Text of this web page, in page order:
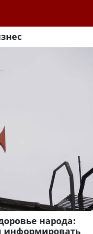
народа:
информировать